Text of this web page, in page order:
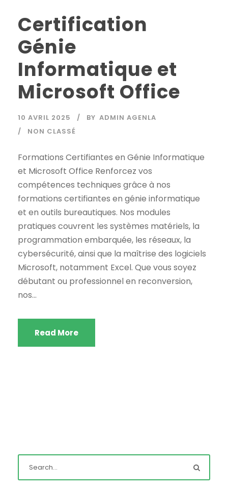
Certification
Génie
Informatique et
Microsoft Office
10 AVRIL 2025 BY ADMIN AGENLA
NON CLASSÉ
Formations Certifiantes en Génie Informatique
et Microsoft Office Renforcez vos
compétences techniques grâce à nos
formations certifiantes en génie informatique
et en outils bureautiques. Nos modules
pratiques couvrent les systèmes matériels, la
programmation embarquée, les réseaux, la
cybersécurité, ainsi que la maîtrise des logiciels
Microsoft, notamment Excel. Que vous soyez
débutant ou professionnel en reconversion,
nos...
Read More